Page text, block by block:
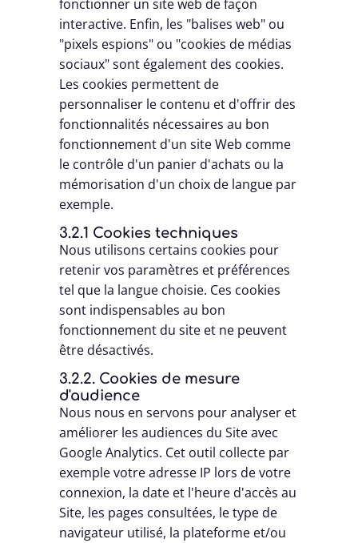
fonctionner un site web de façon
interactive. Enfin, les "balises web" ou
"pixels espions" ou "cookies de médias
sociaux" sont également des cookies.
Les cookies permettent de
personnaliser le contenu et d'offrir des
fonctionnalités nécessaires au bon
fonctionnement d'un site Web comme
le contrôle d'un panier d'achats ou la
mémorisation d'un choix de langue par
exemple.
3.2.1 Cookies techniques
Nous utilisons certains cookies pour
retenir vos paramètres et préférences
tel que la langue choisie. Ces cookies
sont indispensables au bon
fonctionnement du site et ne peuvent
être désactivés.
3.2.2. Cookies de mesure
d'audience
Nous nous en servons pour analyser et
améliorer les audiences du Site avec
Google Analytics. Cet outil collecte par
exemple votre adresse IP lors de votre
connexion, la date et l'heure d'accès au
Site, les pages consultées, le type de
navigateur utilisé, la plateforme et/ou